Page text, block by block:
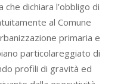
dichiara l’obbligo di
al Comune
primaria e
particolareggiato di
profili di gravità ed